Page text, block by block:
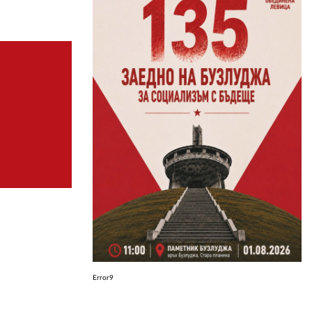
Error9
АВТОРИ
РЕДАКЦИЯ
РЕКЛАМА
АБОНАМЕНТ
УСЛОВИЯ ЗА ПОЛЗВАНЕ
ПОЛИТИКА ЗА БИСКВИТКИТЕ
ПОЛИТИКАТА ЗА